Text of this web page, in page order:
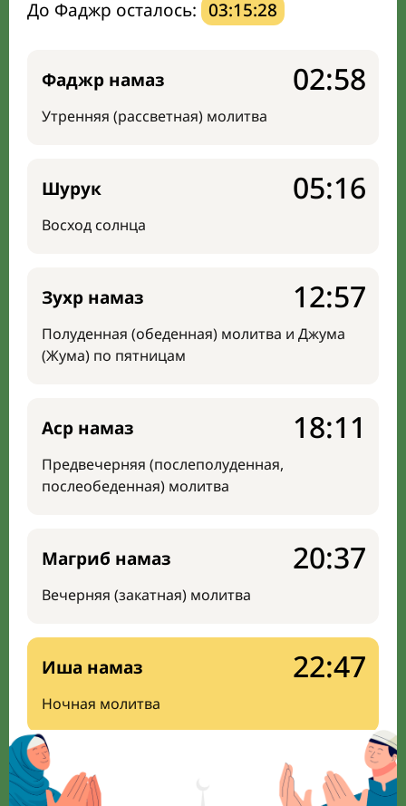
До Фаджр осталось: 03:15:27
Фаджр намаз
Утренняя (рассветная) молитва
02:58
Шурук
Восход солнца
05:16
Зухр намаз
Полуденная (обеденная) молитва и Джума
(Жума) по пятницам
12:57
Аср намаз
Предвечерняя (послеполуденная,
послеобеденная) молитва
18:11
Магриб намаз
Вечерняя (закатная) молитва
20:37
Иша намаз
Ночная молитва
22:47